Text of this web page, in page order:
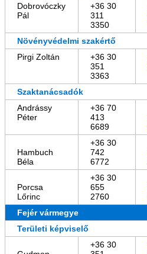
Dobrovóczky
Pál
+36 30
311
3350
Növényvédelmi szakértő
Pirgi Zoltán
+36 30
351
3363
Szaktanácsadók
Andrássy
Péter
+36 70
413
6689
Hambuch
Béla
+36 30
742
6772
Porcsa
Lőrinc
+36 30
655
2760
Fejér vármegye
Területi képviselő
+36 30